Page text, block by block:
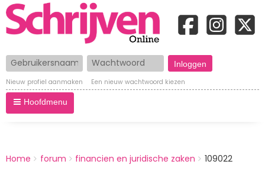
Gebruikersnaam Wachtwoord
Nieuw profiel aanmaken Een nieuw wachtwoord kiezen
Hoofdmenu
BREADCRUMBS
You
Home forum financien en juridische zaken 109022